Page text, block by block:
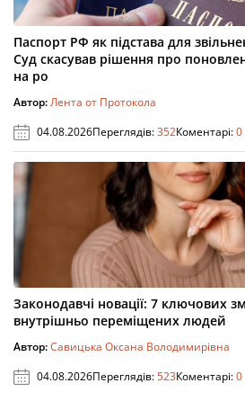
Паспорт РФ як підстава для
Суд скасував рішення про
на ро
Автор:Лента от Протокола
04.08.2026Переглядів:352Коментарі:0
Законодавчі новації: 7 ключових
внутрішньо переміщених людей
Автор:Савицька Оксана Володимирівна
04.08.2026Переглядів:523Коментарі:0